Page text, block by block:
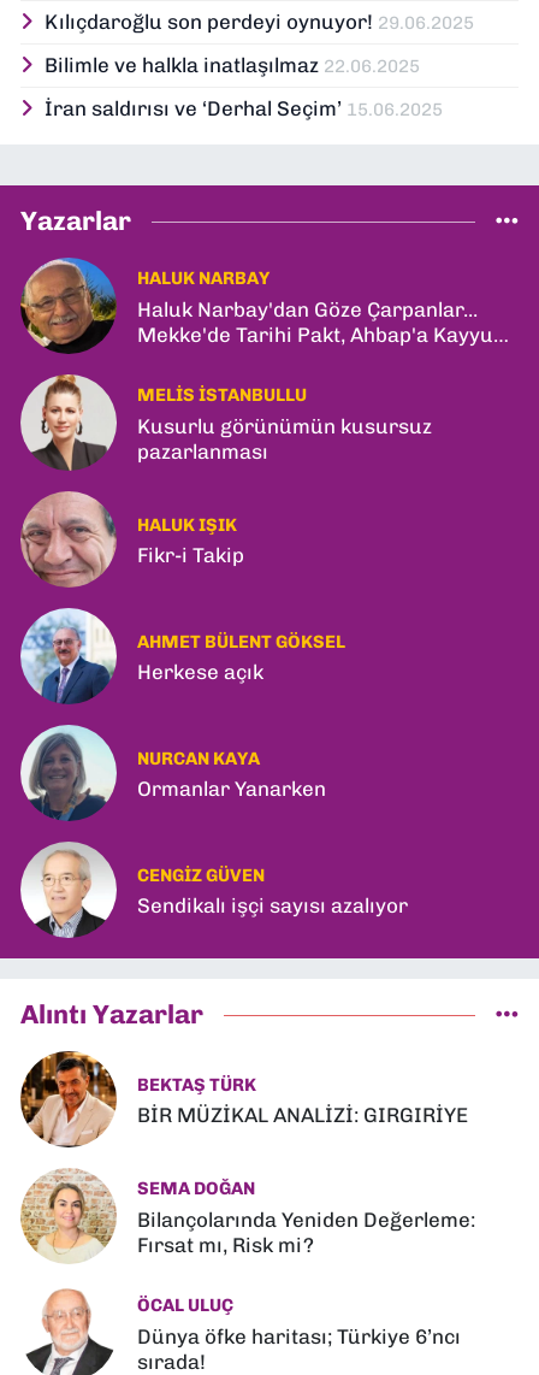
Kılıçdaroğlu son perdeyi oynuyor! 29.06.2025
Bilimle ve halkla inatlaşılmaz 22.06.2025
İran saldırısı ve ‘Derhal Seçim’ 15.06.2025
Yazarlar
HALUK NARBAY
Haluk Narbay'dan Göze Çarpanlar...
Mekke'de Tarihi Pakt, Ahbap'a Kayyum
MELIS İSTANBULLU
Kusurlu görünümün kusursuz
pazarlanması
HALUK IŞIK
Fikr-i Takip
AHMET BÜLENT GÖKSEL
Herkese açık
NURCAN KAYA
Ormanlar Yanarken
CENGIZ GÜVEN
Sendikalı işçi sayısı azalıyor
Alıntı Yazarlar
BEKTAŞ TÜRK
BİR MÜZİKAL ANALİZİ: GIRGIRİYE
SEMA DOĞAN
Bilançolarında Yeniden Değerleme:
Fırsat mı, Risk mi?
ÖCAL ULUÇ
Dünya öfke haritası; Türkiye 6’ncı
sırada!